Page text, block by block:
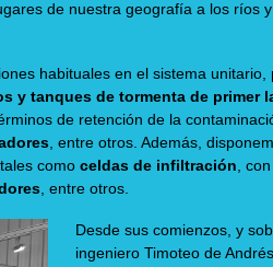
de nuestra geografía a los ríos
habituales en el sistema
y tanques de tormenta de primer
de retención de la
, entre otros. Además,
como celdas de infiltración,
, entre otros.
Desde sus comienzos, y
ingeniero Timoteo de